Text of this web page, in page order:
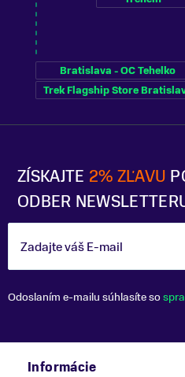
ZÍSKAJTE 2% ZĽAVU
ODBER
Zadajte váš E-mail
Odoslaním e-mailu súhlasíte so
Bratislava - OC Tehelko
Trek Flagship Store
Informácie